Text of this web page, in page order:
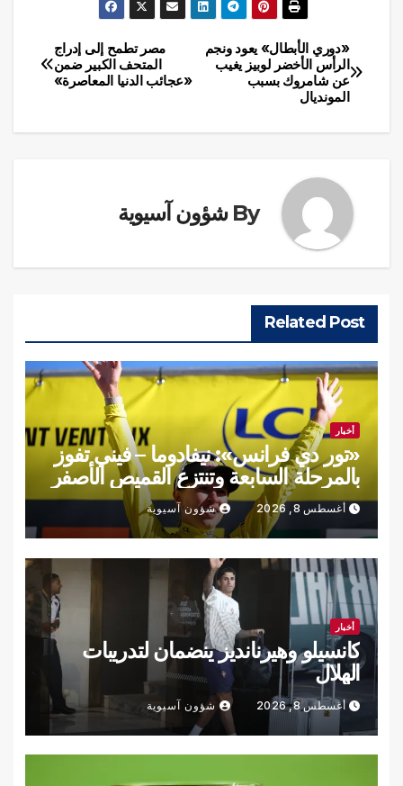
تصفّح
المقالات
مصر تطمح إلى إدراج
المتحف الكبير ضمن
«عجائب الدنيا المعاصرة»
«دوري الأبطال» يعود ونجم
الرأس الأخضر لوبيز يغيب
عن شامروك بسبب
المونديال
By شؤون آسيوية
Related Post
أخبار
«تور دي فرانس»: نيفادوما – فيني تفوز
بالمرحلة السابعة وتنتزع القميص الأصفر
أغسطس 8, 2026 شؤون آسيوية
أخبار
كانسيلو وهيرنانديز ينضمان لتدريبات
الهلال
أغسطس 8, 2026 شؤون آسيوية